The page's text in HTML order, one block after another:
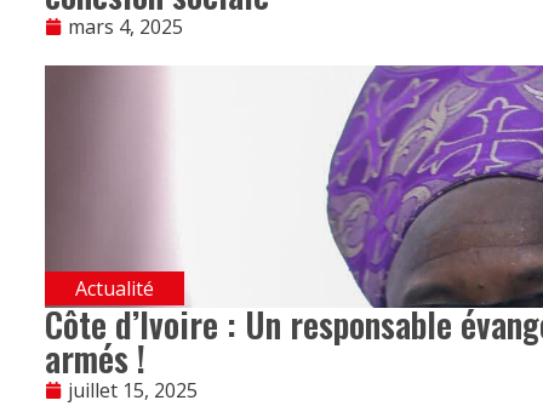
mars 4, 2025
Actualité
Côte d’Ivoire : Un responsable
armés !
juillet 15, 2025